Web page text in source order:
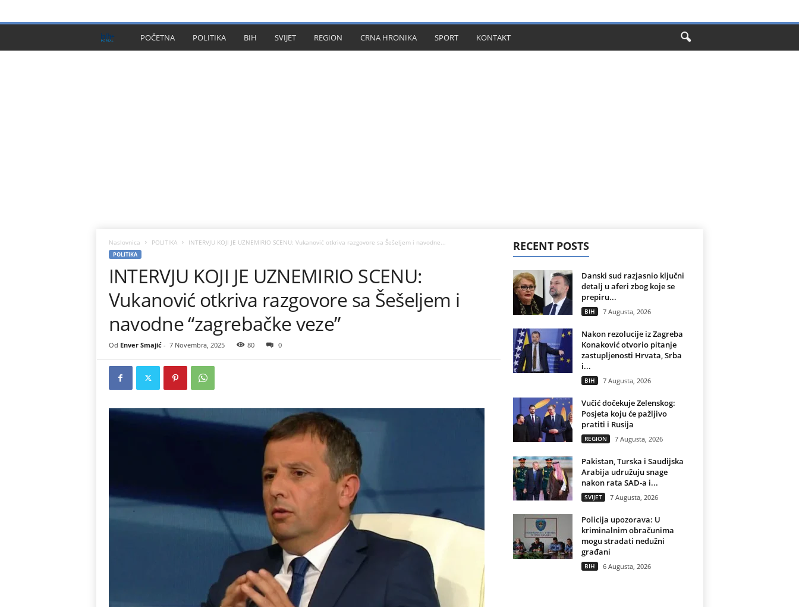
POČETNA POLITIKA BIH SVIJET REGION CRNA HRONIKA SPORT KONTAKT
Naslovnica POLITIKA INTERVJU KOJI JE UZNEMIRIO SCENU: Vukanović otkriva razgovore sa Šešeljem i navodne...
POLITIKA
INTERVJU KOJI JE UZNEMIRIO SCENU:
Vukanović otkriva razgovore sa Šešeljem i
navodne “zagrebačke veze”
Od Enver Smajić- 7 Novembra, 2025 80 0
RECENT POSTS
Danski sud razjasnio ključni
detalj u aferi zbog koje se
prepiru...
BIH 7 Augusta, 2026
Nakon rezolucije iz Zagreba
Konaković otvorio pitanje
zastupljenosti Hrvata, Srba
i...
BIH 7 Augusta, 2026
Vučić dočekuje Zelenskog:
Posjeta koju će pažljivo
pratiti i Rusija
REGION 7 Augusta, 2026
Pakistan, Turska i Saudijska
Arabija udružuju snage
nakon rata SAD-a i...
SVIJET 7 Augusta, 2026
Policija upozorava: U
kriminalnim obračunima
mogu stradati nedužni
građani
BIH 6 Augusta, 2026